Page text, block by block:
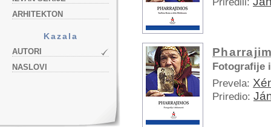
ARHITEKTON
Kazala
AUTORI
NASLOVI
Priredili:
Fotografije
Prevela:
Priredio: